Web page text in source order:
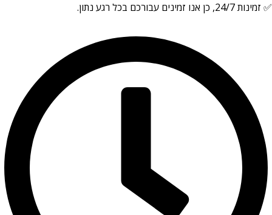
✅ זמינות 24/7, כן אנו זמינים עבורכם בכל רגע נתון.